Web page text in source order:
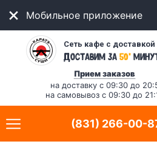
Мобильное приложение
Сеть кафе с доставкой
Доставим за50*
Прием заказов
на доставку с 09:30 до
на самовывоз с 09:30 до
(831) 266-00-